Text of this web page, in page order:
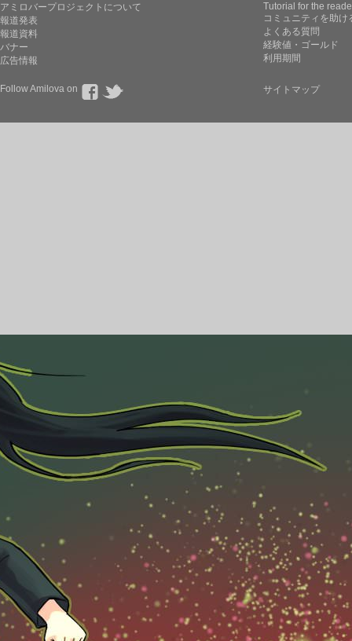
アミロバープロジェクトについて
報道発表
報道資料
バナー
広告情報
Tutorial for the
コミュニティを助け
よくある質問
経験値・ゴールド
利用期間
Follow Amilova on サイトマップ